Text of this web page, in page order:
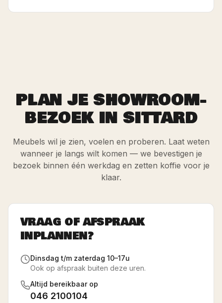
PLAN JE SHOWROOM-
BEZOEK IN SITTARD
Meubels wil je zien, voelen en proberen. Laat weten
wanneer je langs wilt komen — we bevestigen je
bezoek binnen één werkdag en zetten koffie voor je
klaar.
VRAAG OF AFSPRAAK
INPLANNEN?
Dinsdag t/m zaterdag 10–17u
Ook op afspraak buiten deze uren.
Altijd bereikbaar op
046 2100104